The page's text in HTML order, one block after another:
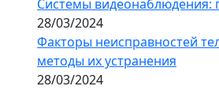
Системы видеонаблюдения:
28/03/2024
Факторы неисправностей
методы их устранения
28/03/2024